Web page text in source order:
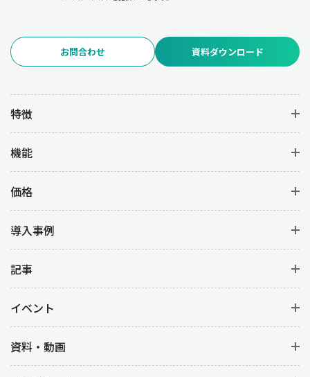
お問合わせ 資料ダウンロード
特徴
機能
価格
導入事例
記事
イベント
資料・動画